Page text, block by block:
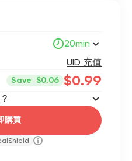
20min
UID 充值
Save $0.06 $0.99
購買